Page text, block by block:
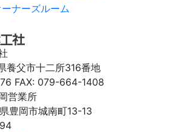
養父市十二所316番地
FAX: 079-664-1408
営業所
豊岡市城南町13-13